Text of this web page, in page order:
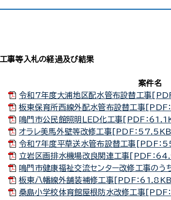
事等入札の経過及び結果
案件名
令和7年度大浦地区配水管布設替工事
板東保育所西線外配水管布設替工事[PDF
鳴門市公民館照明ＬＥＤ化工事[PDF：
オラレ美馬外壁等改修工事[PDF：
令和7年度平草送水管布設替工事[PDF：
立岩区画排水機場改良関連工事[PDF：
鳴門市健康福祉交流センター改修工事の
板東八幡線外舗装補修工事[PDF：
桑島小学校体育館屋根防水改修工事